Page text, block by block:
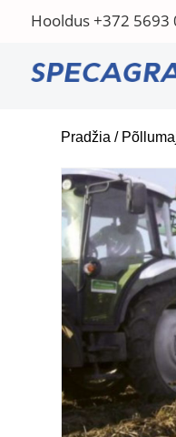
Hooldus+372 5693
Pradžia /